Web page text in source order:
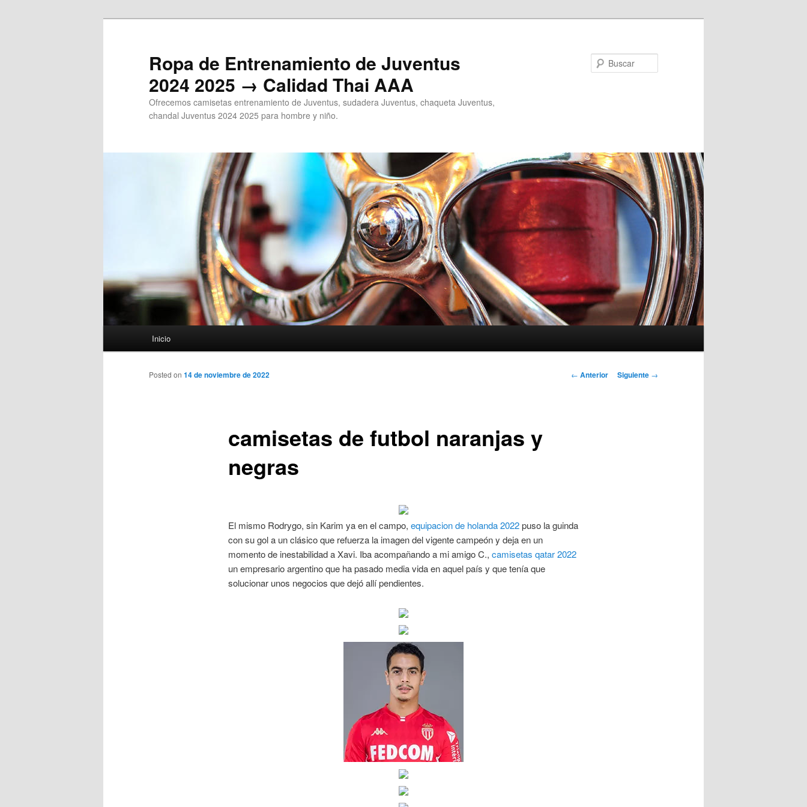
Ropa de Entrenamiento de Juventus
2024 2025 → Calidad Thai AAA
Ofrecemos camisetas entrenamiento de Juventus, sudadera Juventus, chaqueta Juventus,
chandal Juventus 2024 2025 para hombre y niño.
Inicio
Navegación
← Anterior Siguiente →
camisetas de futbol naranjas y
negras
Posted on 14 de noviembre de 2022
El mismo Rodrygo, sin Karim ya en el campo, equipacion de holanda 2022puso la guinda
con su gol a un clásico que refuerza la imagen del vigente campeón y deja en un
momento de inestabilidad a Xavi. Iba acompañando a mi amigo C., camisetas qatar 2022
un empresario argentino que ha pasado media vida en aquel país y que tenía que
solucionar unos negocios que dejó allí pendientes.